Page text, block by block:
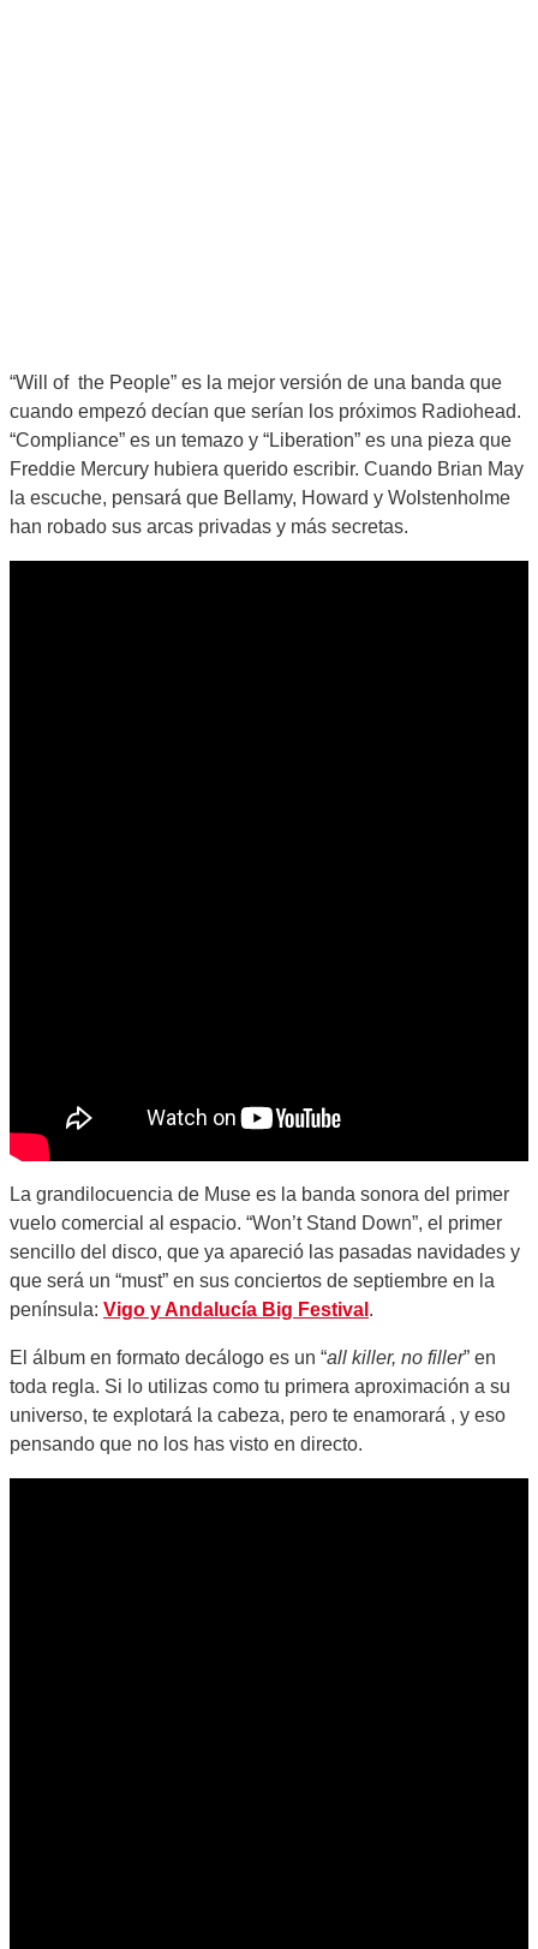
“Will of the People” es la mejor versión de una banda que
cuando empezó decían que serían los próximos Radiohead.
“Compliance” es un temazo y “Liberation” es una pieza que
Freddie Mercury hubiera querido escribir. Cuando Brian May
la escuche, pensará que Bellamy, Howard y Wolstenholme
han robado sus arcas privadas y más secretas.
La grandilocuencia de Muse es la banda sonora del primer
vuelo comercial al espacio. “Won’t Stand Down”, el primer
sencillo del disco, que ya apareció las pasadas navidades y
que será un “must” en sus conciertos de septiembre en la
península: Vigo y Andalucía Big Festival .
El álbum en formato decálogo es un “all killer, no filler” en
toda regla. Si lo utilizas como tu primera aproximación a su
universo, te explotará la cabeza, pero te enamorará , y eso
pensando que no los has visto en directo.